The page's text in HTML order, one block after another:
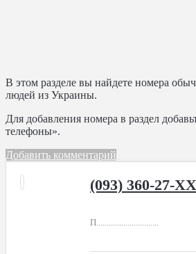
В этом разделе вы найдете номера
людей из Украины.
Для добавления номера в раздел
телефоны».
Добавить комментарий
(093) 360-27-XX
П..............................